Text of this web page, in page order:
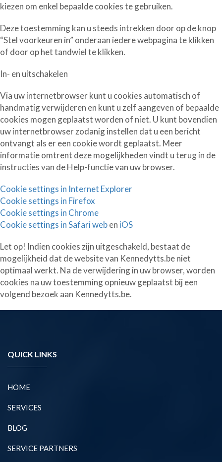
kiezen om enkel bepaalde cookies te gebruiken.
Deze toestemming kan u steeds intrekken door op de knop
“Stel voorkeuren in” onderaan iedere webpagina te klikken
of door op het tandwiel te klikken.
In- en uitschakelen
Via uw internetbrowser kunt u cookies automatisch of
handmatig verwijderen en kunt u zelf aangeven of bepaalde
cookies mogen geplaatst worden of niet. U kunt bovendien
uw internetbrowser zodanig instellen dat u een bericht
ontvangt als er een cookie wordt geplaatst. Meer
informatie omtrent deze mogelijkheden vindt u terug in de
instructies van de Help-functie van uw browser.
Cookie settings in Internet Explorer
Cookie settings in Firefox
Cookie settings in Chrome
Cookie settings in Safari weben iOS
Let op! Indien cookies zijn uitgeschakeld, bestaat de
mogelijkheid dat de website van Kennedytts.be niet
optimaal werkt. Na de verwijdering in uw browser, worden
cookies na uw toestemming opnieuw geplaatst bij een
volgend bezoek aan Kennedytts.be.
QUICK LINKS
HOME
SERVICES
BLOG
SERVICE PARTNERS